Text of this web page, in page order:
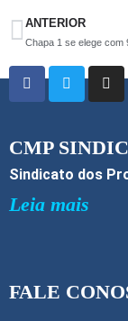
ce
b
o
o
k
tt
er e
ANTERIOR
Chapa 1 se elege com
CMP
Sindicato dos
Leia mais
FALE